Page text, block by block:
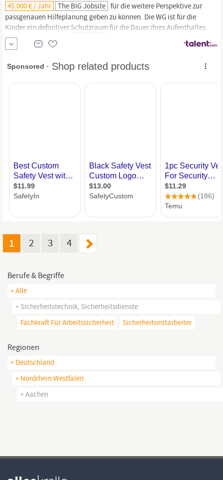
45.000 € / Jahr The BIG Jobsite für die weitere Perspektive zur
passgenauen Hilfeplanung geben zu können. Die WG ist für die
Kinder ein definitiver Schutzraumfür die Dauer ihres Aufenthaltes
– dies ist in der Regel nicht länger als ein Jahr.Mit einem
Betreuungsschlüssel von 1:1 haben wir die notwendigen
Ruhekommens, derSicherheit,
1 2 3 4
Berufe & Begriffe
+ Alle
+ Sicherheitstechnik, Sicherheitsdienste
Fachkraft Für Arbeitssicherheit
Sicherheitsmitarbeiter
Regionen
+ Deutschland
+ Nordrhein Westfalen
+ Aachen